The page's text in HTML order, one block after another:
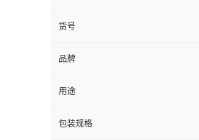
货号
品牌
用途
包装规格